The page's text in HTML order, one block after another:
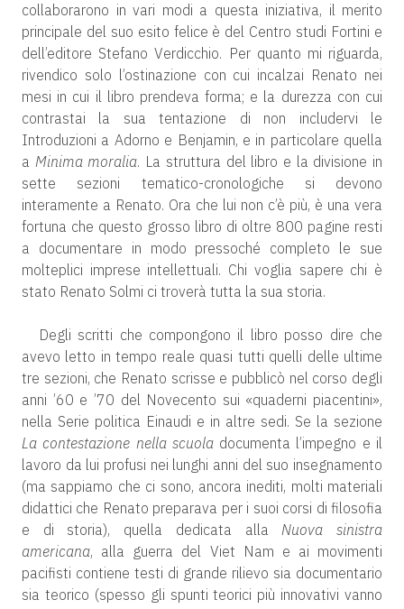
collaborarono in vari modi a questa iniziativa, il merito
principale del suo esito felice è del Centro studi Fortini e
dell’editore Stefano Verdicchio. Per quanto mi riguarda,
rivendico solo l’ostinazione con cui incalzai Renato nei
mesi in cui il libro prendeva forma; e la durezza con cui
contrastai la sua tentazione di non includervi le
Introduzioni a Adorno e Benjamin, e in particolare quella
a Minima moralia. La struttura del libro e la divisione in
sette sezioni tematico-cronologiche si devono
interamente a Renato. Ora che lui non c’è più, è una vera
fortuna che questo grosso libro di oltre 800 pagine resti
a documentare in modo pressoché completo le sue
molteplici imprese intellettuali. Chi voglia sapere chi è
stato Renato Solmi ci troverà tutta la sua storia.
Degli scritti che compongono il libro posso dire che
avevo letto in tempo reale quasi tutti quelli delle ultime
tre sezioni, che Renato scrisse e pubblicò nel corso degli
anni ’60 e ’70 del Novecento sui «quaderni piacentini»,
nella Serie politica Einaudi e in altre sedi. Se la sezione
La contestazione nella scuoladocumenta l’impegno e il
lavoro da lui profusi nei lunghi anni del suo insegnamento
(ma sappiamo che ci sono, ancora inediti, molti materiali
didattici che Renato preparava per i suoi corsi di filosofia
e di storia), quella dedicata allaNuova sinistra
americana, alla guerra del Viet Nam e ai movimenti
pacifisti contiene testi di grande rilievo sia documentario
sia teorico (spesso gli spunti teorici più innovativi vanno